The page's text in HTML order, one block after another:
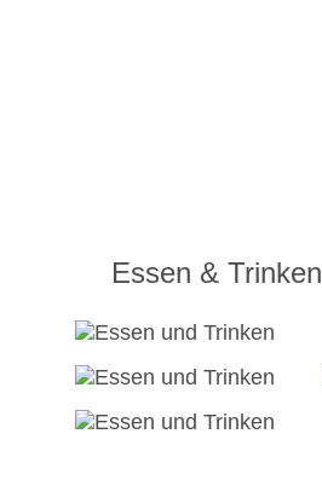
Essen & Trinken